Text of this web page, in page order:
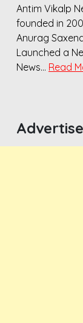
Antim Vikalp
founded in
Anurag
Launched a
News… Read